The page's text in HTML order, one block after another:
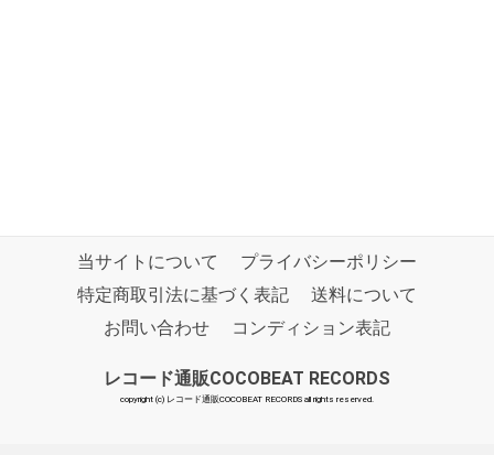
当サイトについて
プライバシーポリシー
特定商取引法に基づく表記
送料について
お問い合わせ
コンディション表記
レコード通販COCOBEAT RECORDS
copyright (c) レコード通販COCOBEAT RECORDS all rights reserved.